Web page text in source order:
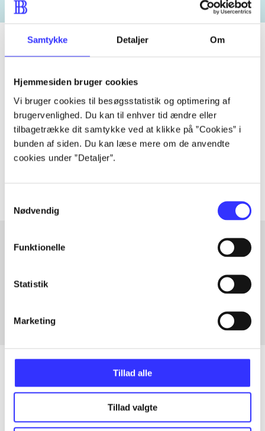
Samtykke Detaljer Om
Hjemmesiden bruger cookies
Vi bruger cookies til besøgsstatistik og optimering af
brugervenlighed. Du kan til enhver tid ændre eller
tilbagetrække dit samtykke ved at klikke på ”Cookies” i
bunden af siden. Du kan læse mere om de anvendte
cookies under ”Detaljer”.
Nødvendig
Funktionelle
Statistik
Marketing
Tillad alle
Tillad valgte
Tidsskrift
Artiklen er en del af
lorem ipsum dolor sit amet ...
Tidsskrift
handler ofte om
Fra
Alle registrerede artikler fordelt på udgivelser